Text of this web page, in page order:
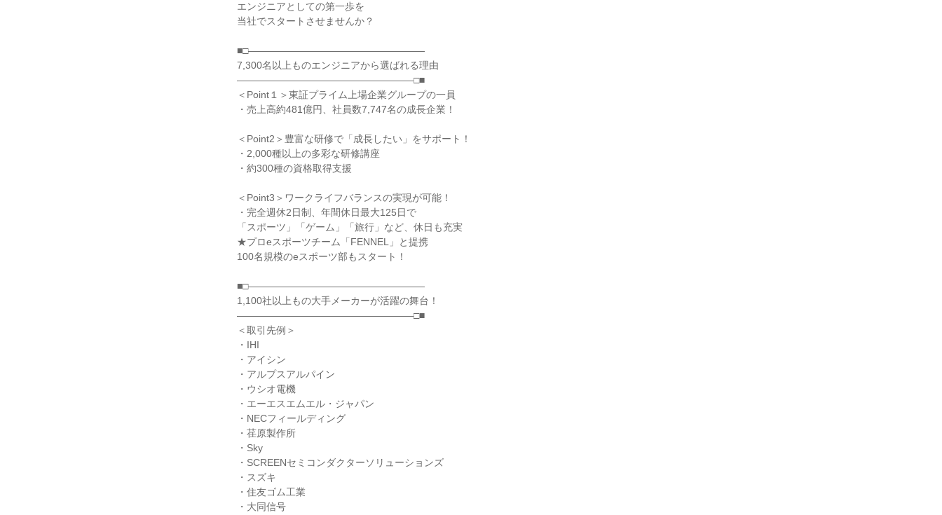
エンジニアとしての第一歩を
当社でスタートさせませんか？
■□――――――――――――――――――
7,300名以上ものエンジニアから選ばれる理由
――――――――――――――――――□■
＜Point１＞東証プライム上場企業グループの一員
・売上高約481億円、社員数7,747名の成長企業！
＜Point2＞豊富な研修で「成長したい」をサポート！
・2,000種以上の多彩な研修講座
・約300種の資格取得支援
＜Point3＞ワークライフバランスの実現が可能！
・完全週休2日制、年間休日最大125日で
「スポーツ」「ゲーム」「旅行」など、休日も充実
★プロeスポーツチーム「FENNEL」と提携
100名規模のeスポーツ部もスタート！
■□――――――――――――――――――
1,100社以上もの大手メーカーが活躍の舞台！
――――――――――――――――――□■
＜取引先例＞
・IHI
・アイシン
・アルプスアルパイン
・ウシオ電機
・エーエスエムエル・ジャパン
・NECフィールディング
・荏原製作所
・Sky
・SCREENセミコンダクターソリューションズ
・スズキ
・住友ゴム工業
・大同信号